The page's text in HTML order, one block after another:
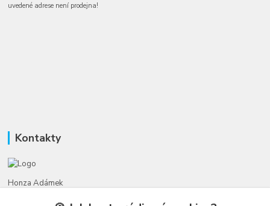
uvedené adrese není prodejna!
Kontakty
Honza Adámek